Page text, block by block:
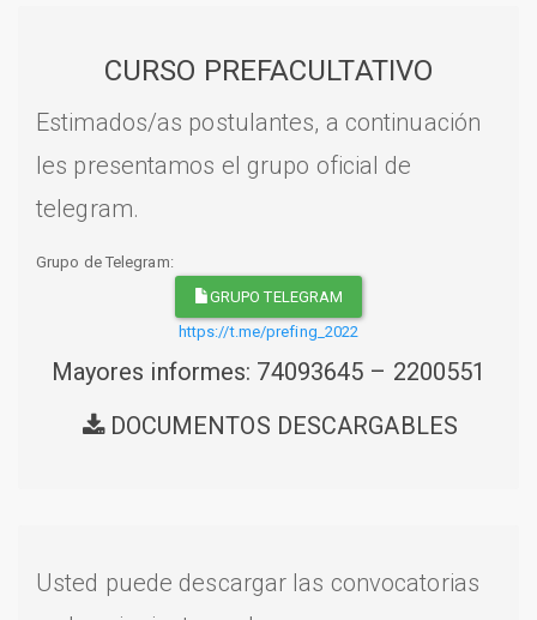
CURSO PREFACULTATIVO
Estimados/as postulantes, a continuación
les presentamos el grupo oficial de
telegram.
Grupo de Telegram:
GRUPO TELEGRAM
https://t.me/prefing_2022
Mayores informes: 74093645 – 2200551
DOCUMENTOS DESCARGABLES
Usted puede descargar las convocatorias